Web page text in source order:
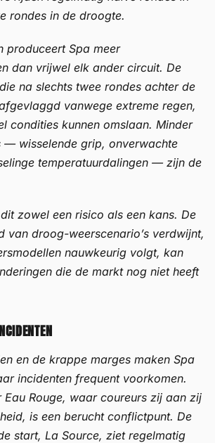
rondes in de droogte.
produceert Spa meer
dan vrijwel elk ander circuit. De
na slechts twee rondes achter de
vanwege extreme regen,
condities kunnen omslaan. Minder
— wisselende grip, onverwachte
temperatuurdalingen — zijn de
zowel een risico als een kans. De
van droog-weerscenario’s verdwijnt,
nauwkeurig volgt, kan
die de markt nog niet heeft
en de krappe marges maken Spa
incidenten frequent voorkomen.
Rouge, waar coureurs zij aan zij
is een berucht conflictpunt. De
start, La Source, ziet regelmatig